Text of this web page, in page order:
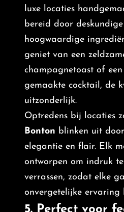
luxe locaties
bereid door
hoogwaardige
geniet van een
champagnetoast of
gemaakte cocktail, de
uitzonderlijk.
Optredens bij locaties
Bonton blinken uit
elegantie en flair. Elk
ontworpen om indruk
verrassen, zodat elke
onvergetelijke ervaring
5. Perfect voor